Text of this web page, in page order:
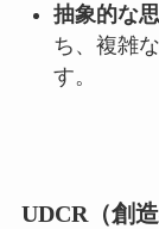
抽象的な
ち、複雑
す。
UDCR（創